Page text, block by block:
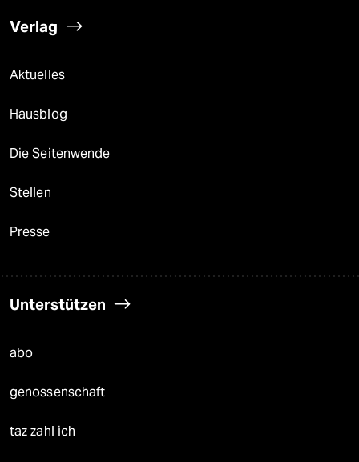
Verlag
Aktuelles
Hausblog
Die Seitenwende
Stellen
Presse
Unterstützen
abo
genossenschaft
taz zahl ich